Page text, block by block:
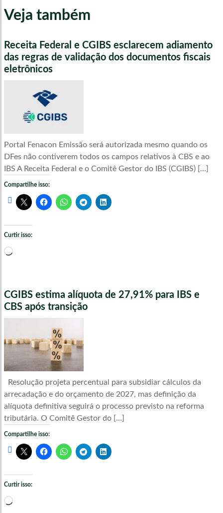
Veja também
Receita Federal e CGIBS esclarecem adiamento
das regras de validação dos documentos fiscais
eletrônicos
Portal Fenacon Emissão será autorizada mesmo quando os
DFes não contiverem todos os campos relativos à CBS e ao
IBS A Receita Federal e o Comitê Gestor do IBS (CGIBS) […]
Compartilhe isso:
Curtir isso:
Carregando...
CGIBS estima alíquota de 27,91% para IBS e
CBS após transição
Resolução projeta percentual para subsidiar cálculos da
arrecadação e do orçamento de 2027, mas definição da
alíquota definitiva seguirá o processo previsto na reforma
tributária. O Comitê Gestor do […]
Compartilhe isso:
Curtir isso:
Carregando...